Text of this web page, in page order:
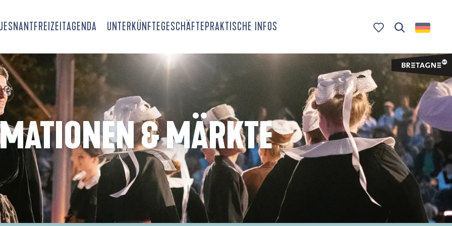
FREIZEITAGENDA UNTERKÜNFTEGESCHÄFTEPRAKTISCHE INFOS
& MÄRKTE